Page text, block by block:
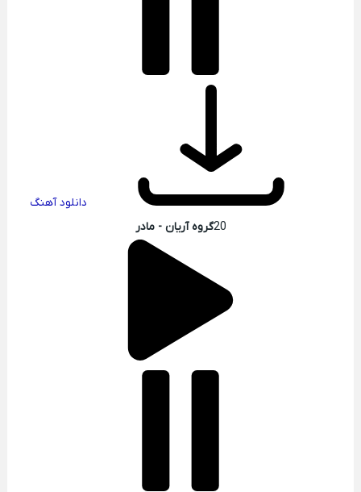
دانلود آهنگ
20گروه آریان - مادر